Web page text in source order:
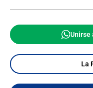
Unirse
La